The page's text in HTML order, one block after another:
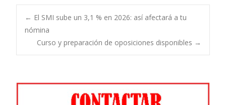
Navegación
de
entradas
← El SMI sube un 3,1 % en 2026: así afectará a tu
nómina
Curso y preparación de oposiciones disponibles →